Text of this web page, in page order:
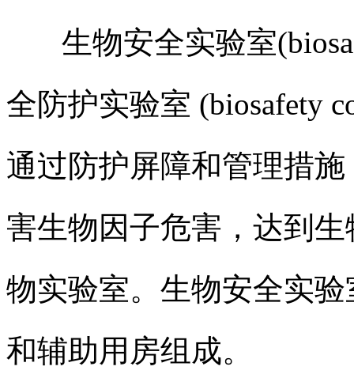
生物安全实验室
全防护实验室 (biosafety
通过防护屏障和管理措
害生物因子危害，达到
物实验室。生物安全实
和辅助用房组成。